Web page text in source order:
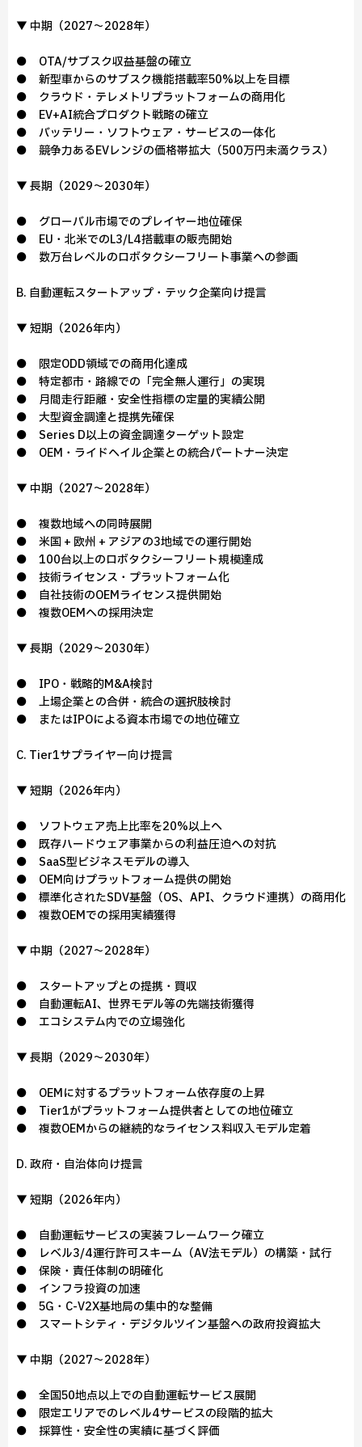
▼ 中期（2027～2028年）
● OTA/サブスク収益基盤の確立
● 新型車からのサブスク機能搭載率50%以上を目標
● クラウド・テレメトリプラットフォームの商用化
● EV+AI統合プロダクト戦略の確立
● バッテリー・ソフトウェア・サービスの一体化
● 競争力あるEVレンジの価格帯拡大（500万円未満クラス）
▼ 長期（2029～2030年）
● グローバル市場でのプレイヤー地位確保
● EU・北米でのL3/L4搭載車の販売開始
● 数万台レベルのロボタクシーフリート事業への参画
B. 自動運転スタートアップ・テック企業向け提言
▼ 短期（2026年内）
● 限定ODD領域での商用化達成
● 特定都市・路線での「完全無人運行」の実現
● 月間走行距離・安全性指標の定量的実績公開
● 大型資金調達と提携先確保
● Series D以上の資金調達ターゲット設定
● OEM・ライドヘイル企業との統合パートナー決定
▼ 中期（2027～2028年）
● 複数地域への同時展開
● 米国 + 欧州 + アジアの3地域での運行開始
● 100台以上のロボタクシーフリート規模達成
● 技術ライセンス・プラットフォーム化
● 自社技術のOEMライセンス提供開始
● 複数OEMへの採用決定
▼ 長期（2029～2030年）
● IPO・戦略的M&A検討
● 上場企業との合併・統合の選択肢検討
● またはIPOによる資本市場での地位確立
C. Tier1サプライヤー向け提言
▼ 短期（2026年内）
● ソフトウェア売上比率を20%以上へ
● 既存ハードウェア事業からの利益圧迫への対抗
● SaaS型ビジネスモデルの導入
● OEM向けプラットフォーム提供の開始
● 標準化されたSDV基盤（OS、API、クラウド連携）の商用化
● 複数OEMでの採用実績獲得
▼ 中期（2027～2028年）
● スタートアップとの提携・買収
● 自動運転AI、世界モデル等の先端技術獲得
● エコシステム内での立場強化
▼ 長期（2029～2030年）
● OEMに対するプラットフォーム依存度の上昇
● Tier1がプラットフォーム提供者としての地位確立
● 複数OEMからの継続的なライセンス料収入モデル定着
D. 政府・自治体向け提言
▼ 短期（2026年内）
● 自動運転サービスの実装フレームワーク確立
● レベル3/4運行許可スキーム（AV法モデル）の構築・試行
● 保険・責任体制の明確化
● インフラ投資の加速
● 5G・C-V2X基地局の集中的な整備
● スマートシティ・デジタルツイン基盤への政府投資拡大
▼ 中期（2027～2028年）
● 全国50地点以上での自動運転サービス展開
● 限定エリアでのレベル4サービスの段階的拡大
● 採算性・安全性の実績に基づく評価